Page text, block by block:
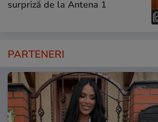
surpriză de la Antena 1
PARTENERI